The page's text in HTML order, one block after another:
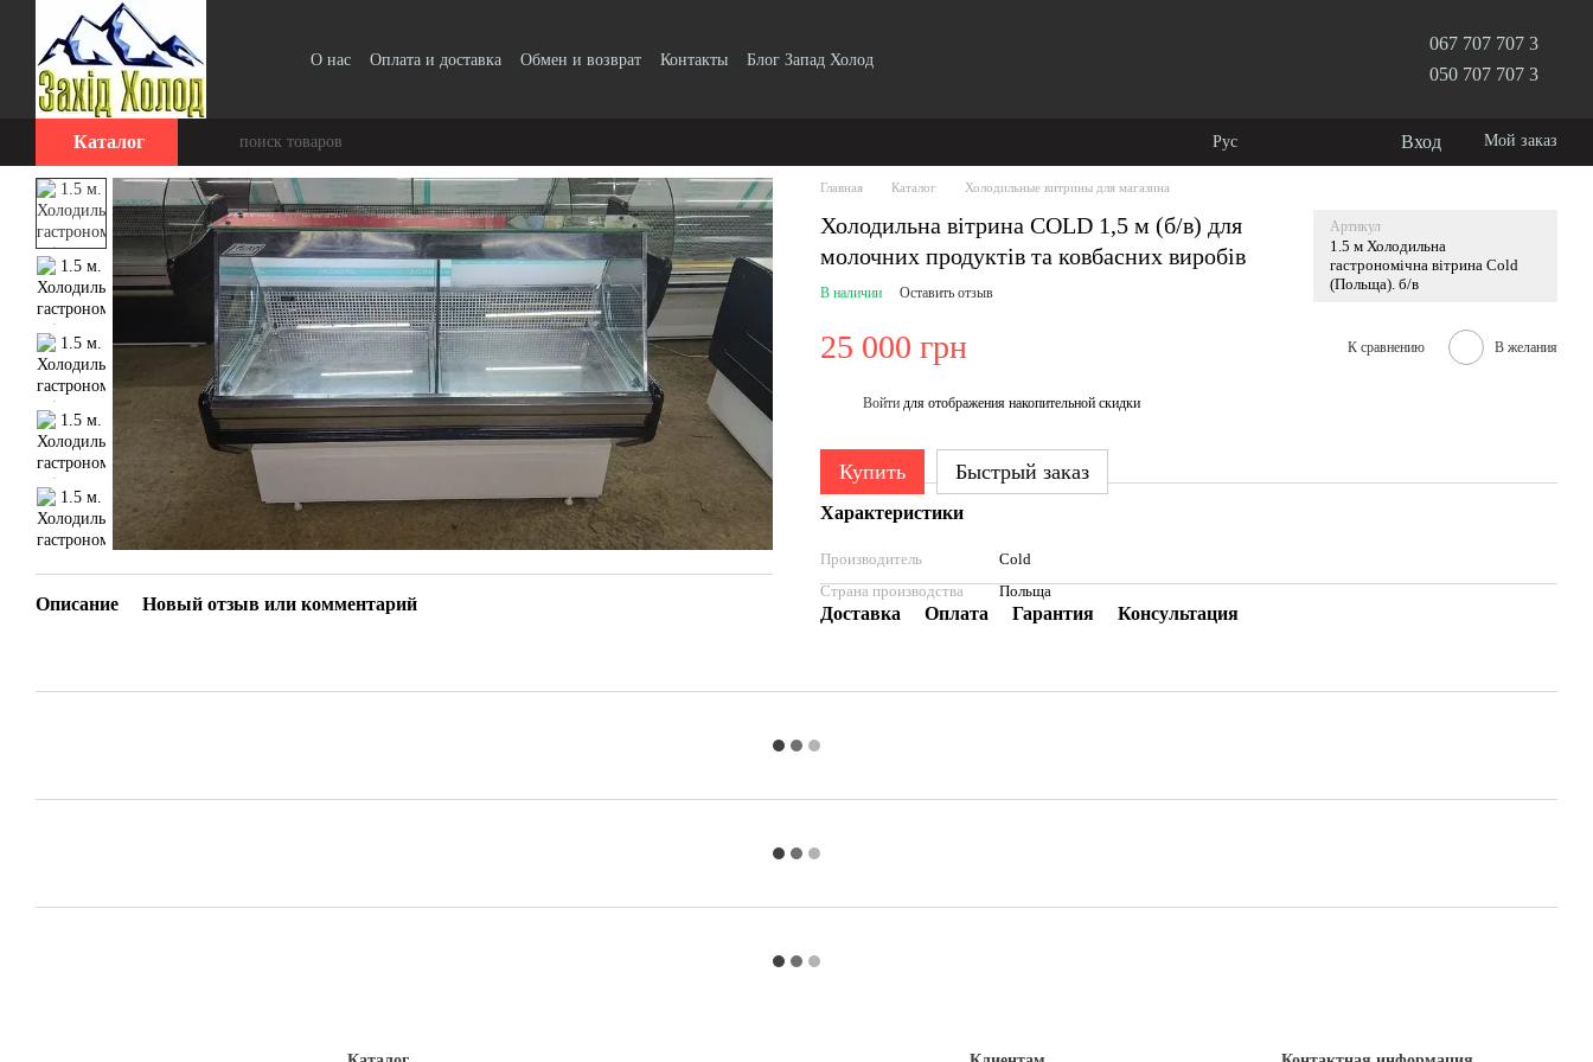
Перейти к основному контенту
О нас Оплата и доставка Обмен и возврат Контакты Блог Запад Холод
067 707 707 3
050 707 707 3
Каталог Рус Вход Мой заказ
Описание Новый отзыв или комментарий
Главная Каталог Холодильные витрины для магазина
Холодильна вітрина COLD 1,5 м (б/в) для
молочних продуктів та ковбасних виробів
Артикул
1.5 м Холодильна
гастрономічна вітрина Cold
(Польща). б/в
В наличии Оставить отзыв
25 000 грн К сравнению В желания
Войти для отображения накопительной скидки
Купить Быстрый заказ
Характеристики
Производитель
Cold
Страна производства
Польща
Доставка Оплата Гарантия Консультация